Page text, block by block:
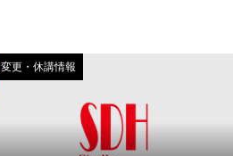
変更・休講情報